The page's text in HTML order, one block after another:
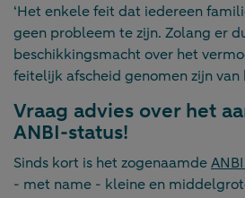
‘Het enkele feit dat iedereen
geen probleem te zijn. Zolang er
beschikkingsmacht over het
feitelijk afscheid genomen zijn van
Vraag advies over het
ANBI-status!
Sinds kort is het zogenaamde
- met name - kleine en